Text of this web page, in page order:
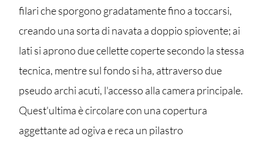
filari che sporgono gradatamente fino a toccarsi,
creando una sorta di navata a doppio spiovente; ai
lati si aprono due cellette coperte secondo la stessa
tecnica, mentre sul fondo si ha, attraverso due
pseudo archi acuti, l'accesso alla camera principale.
Quest'ultima è circolare con una copertura
aggettante ad ogiva e reca un pilastro